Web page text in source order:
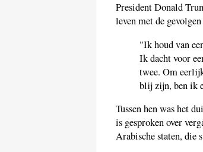
President Donald
leven met de
"Ik houd van
Ik dacht voor
twee. Om
blij zijn, ben ik
Tussen hen was het
is gesproken over
Arabische staten, die